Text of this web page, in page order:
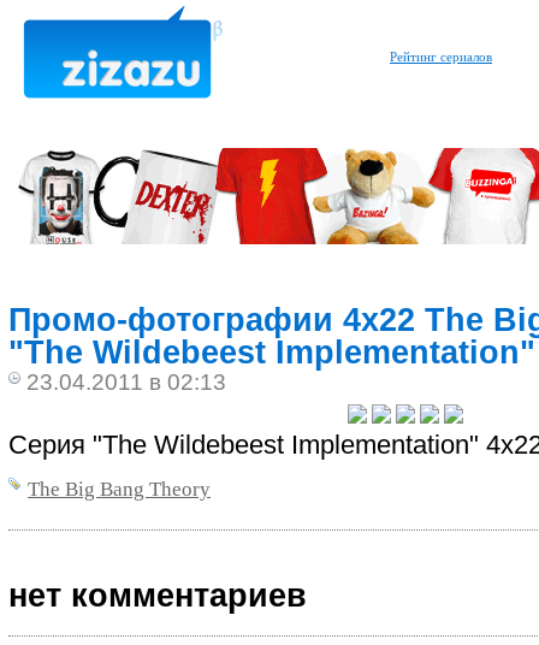
Рейтинг сериалов
Промо-фотографии 4x22 The
"The Wildebeest Implementation"
23.04.2011 в 02:13
Серия "The Wildebeest Implementation"
The Big Bang Theory
нет комментариев